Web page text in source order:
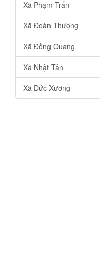
Xã Phạm Trấn
Xã Đoàn Thượng
Xã Đồng Quang
Xã Nhật Tân
Xã Đức Xương